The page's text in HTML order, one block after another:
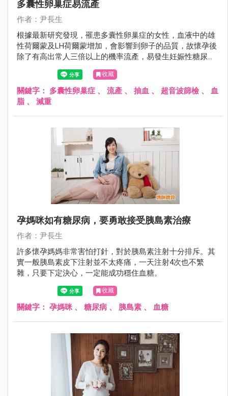
多囊性卵巢症易流產
作者：尹長生
根據最新研究發現，罹患多囊性卵巢症的女性，血液中的雄
性荷爾蒙及LH荷爾蒙增加，會影響到卵子的品質，故懷孕後
除了有高出常人三倍以上的機率流產，易發生妊娠性糖尿病
及高血壓之外，同時也容易難產。
收藏
關鍵字： 多囊性卵巢症 、 流產 、 抽血 、 超音波篩檢 、 血
脂 、 減重
孕媽咪如有糖尿病，要勇敢接受胰島素治療
作者：尹長生
許多懷孕媽媽非常害怕打針，對於胰島素注射十分排斥。其
實一般胰島素皮下注射並不太疼痛，一天注射4次也不繁
雜，只要下定決心，一定能成功穩住血糖。
收藏
關鍵字： 孕媽咪、 糖尿病 、 胰島素 、 血糖